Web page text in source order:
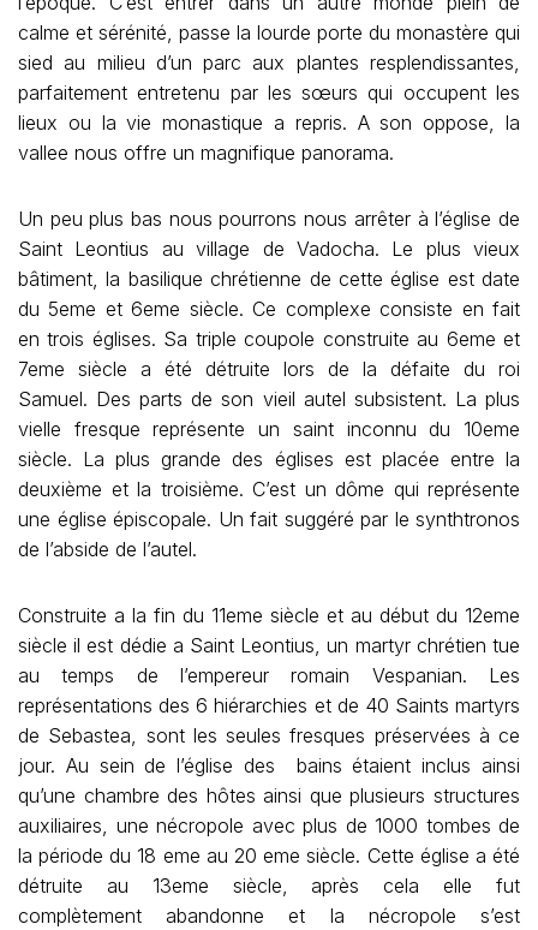
calme et sérénité, passe la lourde porte du monastère qui
sied au milieu d’un parc aux plantes resplendissantes,
parfaitement entretenu par les sœurs qui occupent les
lieux ou la vie monastique a repris. A son oppose, la
vallee nous offre un magnifique panorama.
Un peu plus bas nous pourrons nous arrêter à l’église de
Saint Leontius au village de Vadocha. Le plus vieux
bâtiment, la basilique chrétienne de cette église est date
du 5eme et 6eme siècle. Ce complexe consiste en fait
en trois églises. Sa triple coupole construite au 6eme et
7eme siècle a été détruite lors de la défaite du roi
Samuel. Des parts de son vieil autel subsistent. La plus
vielle fresque représente un saint inconnu du 10eme
siècle. La plus grande des églises est placée entre la
deuxième et la troisième. C’est un dôme qui représente
une église épiscopale. Un fait suggéré par le synthtronos
de l’abside de l’autel.
Construite a la fin du 11eme siècle et au début du 12eme
siècle il est dédie a Saint Leontius, un martyr chrétien tue
au temps de l’empereur romain Vespanian. Les
représentations des 6 hiérarchies et de 40 Saints martyrs
de Sebastea, sont les seules fresques préservées à ce
jour. Au sein de l’église des bains étaient inclus ainsi
qu’une chambre des hôtes ainsi que plusieurs structures
auxiliaires, une nécropole avec plus de 1000 tombes de
la période du 18 eme au 20 eme siècle. Cette église a été
détruite au 13eme siècle, après cela elle fut
complètement abandonne et la nécropole s’est